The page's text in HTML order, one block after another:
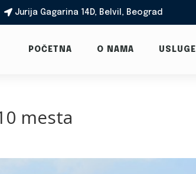
Jurija Gagarina 14D, Belvil, Beograd
POČETNA O NAMA USLUGE
mesta